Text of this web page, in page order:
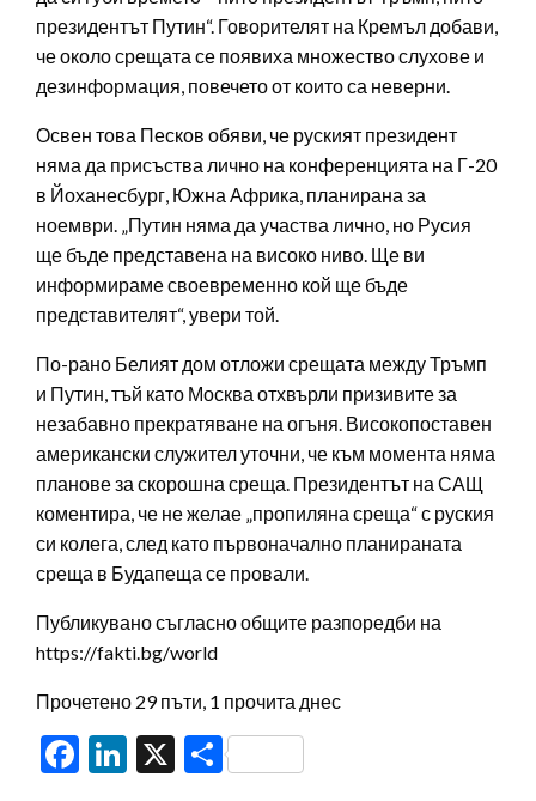
президентът Путин“. Говорителят на Кремъл добави,
че около срещата се появиха множество слухове и
дезинформация, повечето от които са неверни.
Освен това Песков обяви, че руският президент
няма да присъства лично на конференцията на Г-20
в Йоханесбург, Южна Африка, планирана за
ноември. „Путин няма да участва лично, но Русия
ще бъде представена на високо ниво. Ще ви
информираме своевременно кой ще бъде
представителят“, увери той.
По-рано Белият дом отложи срещата между Тръмп
и Путин, тъй като Москва отхвърли призивите за
незабавно прекратяване на огъня. Високопоставен
американски служител уточни, че към момента няма
планове за скорошна среща. Президентът на САЩ
коментира, че не желае „пропиляна среща“ с руския
си колега, след като първоначално планираната
среща в Будапеща се провали.
Публикувано съгласно общите разпоредби на
https://fakti.bg/world
Прочетено 29 пъти, 1 прочита днес
Facebook
LinkedIn
X Share